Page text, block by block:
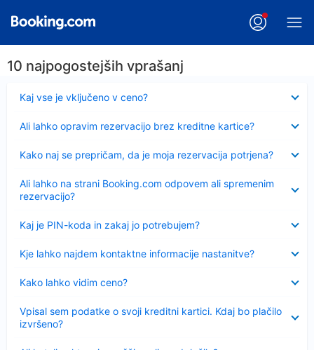
10 najpogostejših vprašanj
Kaj vse je vključeno v ceno?
Ali lahko opravim rezervacijo brez kreditne kartice?
Kako naj se prepričam, da je moja rezervacija potrjena?
Ali lahko na strani Booking.com odpovem ali spremenim
rezervacijo?
Kaj je PIN-koda in zakaj jo potrebujem?
Kje lahko najdem kontaktne informacije nastanitve?
Kako lahko vidim ceno?
Vpisal sem podatke o svoji kreditni kartici. Kdaj bo plačilo
izvršeno?